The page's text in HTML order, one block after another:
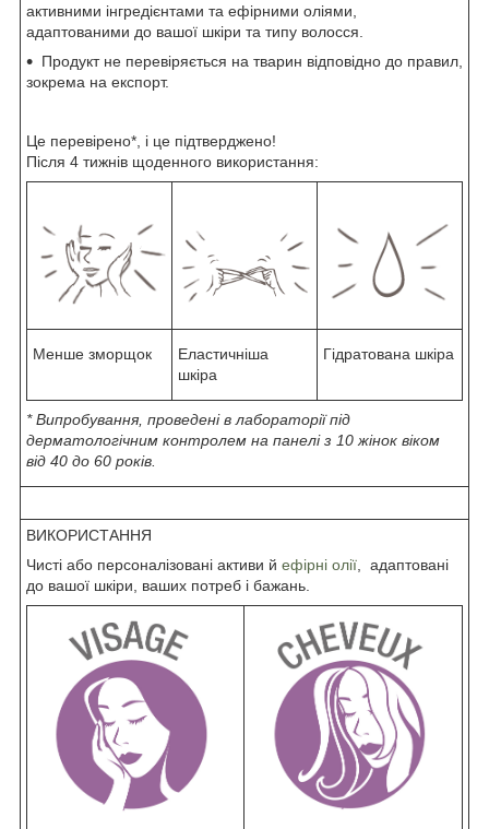
активними інгредієнтами та ефірними оліями,
адаптованими до вашої шкіри та типу волосся.
Продукт не перевіряється на тварин відповідно до правил,
зокрема на експорт.
Це перевірено*, і це підтверджено!
Після 4 тижнів щоденного використання:
Менше зморщок
Еластичніша
шкіра
Гідратована шкіра
* Випробування, проведені в лабораторії під
дерматологічним контролем на панелі з 10 жінок віком
від 40 до 60 років.
ВИКОРИСТАННЯ
Чисті або персоналізовані активи й ефірні олії , адаптовані
до вашої шкіри, ваших потреб і бажань.